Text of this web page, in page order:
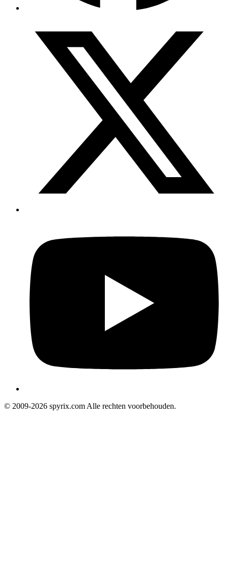
© 2009-2026 spyrix.com Alle rechten voorbehouden.